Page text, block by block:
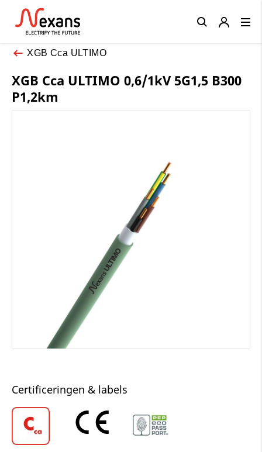
XGB Cca ULTIMO
XGB Cca ULTIMO 0,6/1kV 5G1,5 B300
P1,2km
Certificeringen & labels
Close